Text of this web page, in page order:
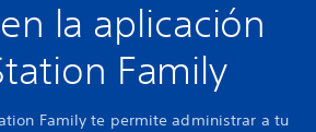
la aplicación
Family
Family te permite administrar a tu